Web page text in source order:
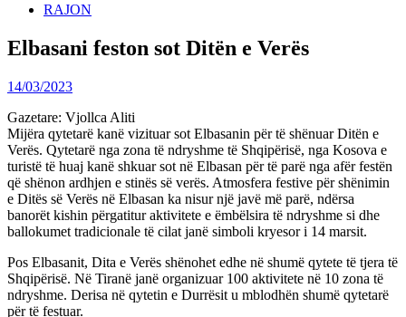
RAJON
Elbasani feston sot Ditën e Verës
14/03/2023
Gazetare: Vjollca Aliti
Mijëra qytetarë kanë vizituar sot Elbasanin për të shënuar Ditën e
Verës. Qytetarë nga zona të ndryshme të Shqipërisë, nga Kosova e
turistë të huaj kanë shkuar sot në Elbasan për të parë nga afër festën
që shënon ardhjen e stinës së verës. Atmosfera festive për shënimin
e Ditës së Verës në Elbasan ka nisur një javë më parë, ndërsa
banorët kishin përgatitur aktivitete e ëmbëlsira të ndryshme si dhe
ballokumet tradicionale të cilat janë simboli kryesor i 14 marsit.
Pos Elbasanit, Dita e Verës shënohet edhe në shumë qytete të tjera të
Shqipërisë. Në Tiranë janë organizuar 100 aktivitete në 10 zona të
ndryshme. Derisa në qytetin e Durrësit u mblodhën shumë qytetarë
për të festuar.